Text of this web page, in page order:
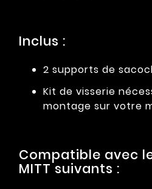
Inclus :
2 supports de
Kit de visserie
montage sur votre
Compatible avec
MITT suivants :